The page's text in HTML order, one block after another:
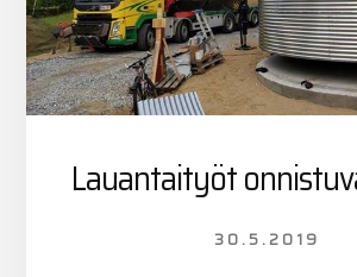
Lauantaityöt
30.5.2019